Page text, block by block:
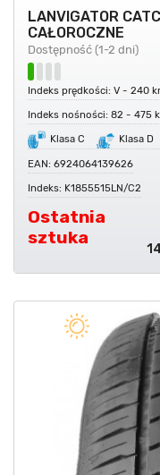
LANVIGATOR
CAŁOROCZNE
Dostępność (1-2 dni)
Indeks prędkości: V - 240
Indeks nośności: 82 - 475
Klasa C
Klasa D
EAN: 6924064139626
Indeks: K1855515LN/C2
Ostatnia
sztuka